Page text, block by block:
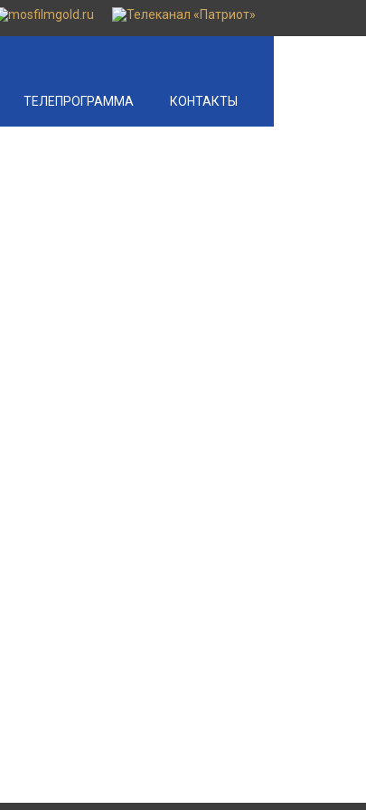
ТЕЛЕПРОГРАММА КОНТАКТЫ